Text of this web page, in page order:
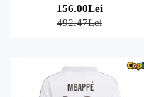
156.00Lei
492.47Lei